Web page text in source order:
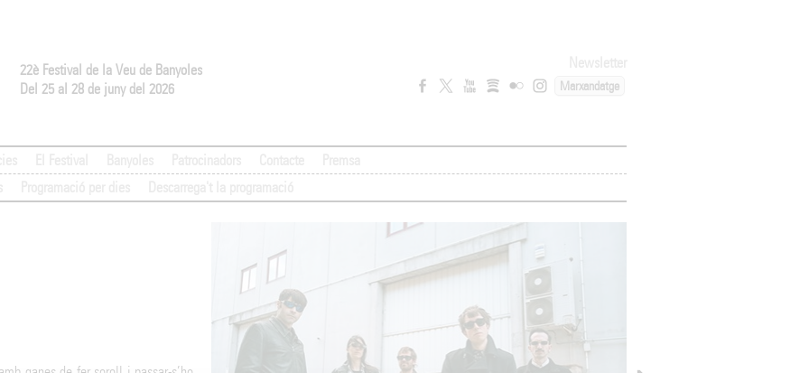
22è Festival de la Veu de Banyoles
Del 25 al 28 de juny del 2026
Marxandatge